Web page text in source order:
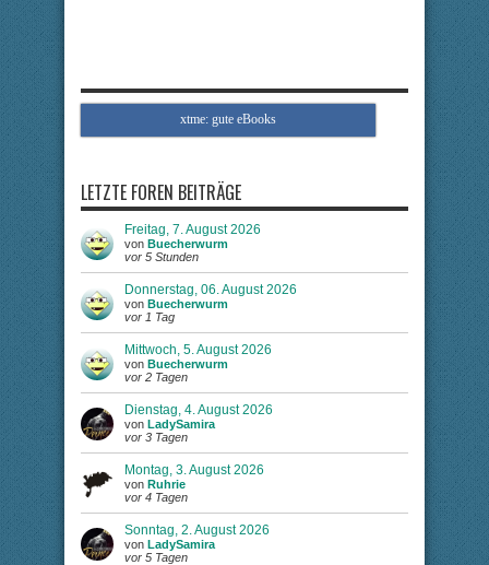
xtme: gute eBooks
LETZTE FOREN BEITRÄGE
Freitag, 7. August 2026
von Buecherwurm
vor 5 Stunden
Donnerstag, 06. August 2026
von Buecherwurm
vor 1 Tag
Mittwoch, 5. August 2026
von Buecherwurm
vor 2 Tagen
Dienstag, 4. August 2026
von LadySamira
vor 3 Tagen
Montag, 3. August 2026
von Ruhrie
vor 4 Tagen
Sonntag, 2. August 2026
von LadySamira
vor 5 Tagen